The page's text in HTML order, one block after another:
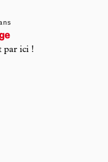
par ici !